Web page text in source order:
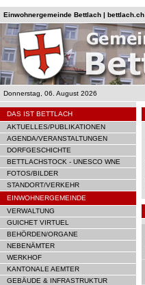
Einwohnergemeinde Bettlach | bettlach.ch
Donnerstag, 06. August 2026
DAS IST BETTLACH
AKTUELLES/PUBLIKATIONEN
AGENDA/VERANSTALTUNGEN
DORFGESCHICHTE
BETTLACHSTOCK - UNESCO WNE
FOTOS/BILDER
STANDORT/VERKEHR
EINWOHNERGEMEINDE
VERWALTUNG
GUICHET VIRTUEL
BEHÖRDEN/ORGANE
NEBENÄMTER
WERKHOF
KANTONALE AEMTER
GEBÄUDE & INFRASTRUKTUR